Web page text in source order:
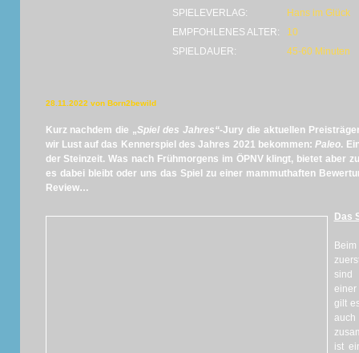
SPIELEVERLAG:
Hans im Glück
EMPFOHLENES ALTER:
10
SPIELDAUER:
45-60 Minuten
28.11.2022 von Born2bewild
Kurz nachdem die „Spiel des Jahres“-Jury die aktuellen
wir Lust auf das Kennerspiel des Jahres 2021 bekommen:Paleo.
der Steinzeit. Was nach Frühmorgens im ÖPNV klingt, bietet aber
es dabei bleibt oder uns das Spiel zu einer mammuthaften
Review…
Das
sind
gilt
ist